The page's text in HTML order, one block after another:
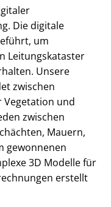
Die digitale
um
Leitungskataster
Unsere
zwischen
Vegetation und
zwischen
Mauern,
gewonnenen
3D Modelle für
erstellt